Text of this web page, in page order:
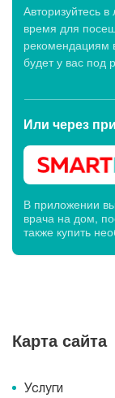
Авторизуйтесь
время для
рекомендациям
будет у вас под
Или через
В приложении
врача на дом,
также купить
Карта сайта
Услуги